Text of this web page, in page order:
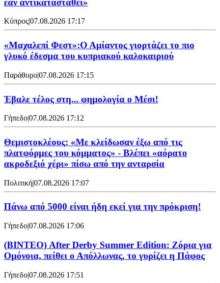
Κύπρος|07.08.2026 17:17
«Μαχαλεπί Φεστ»:Ο Αμίαντος γιορτάζει το πιο
γλυκό έδεσμα του κυπριακού καλοκαιριού
Παράθυρο|07.08.2026 17:15
Έβαλε τέλος στη... φημολογία o Μέσι!
Γήπεδο|07.08.2026 17:12
Θεμιστοκλέους: «Με κλείδωσαν έξω από τις
πλατφόρμες του κόμματος» - Βλέπει «αόρατο
ακροδεξιό χέρι» πίσω από την ανταρσία
Πολιτική|07.08.2026 17:07
Πάνω από 5000 είναι ήδη εκεί για την πρόκριση!
Γήπεδο|07.08.2026 17:06
(ΒΙΝΤΕΟ) After Derby Summer Edition: Ζόρια για
Ομόνοια, πείθει ο Απόλλωνας, το γυρίζει η Πάφος
Γήπεδο|07.08.2026 17:51